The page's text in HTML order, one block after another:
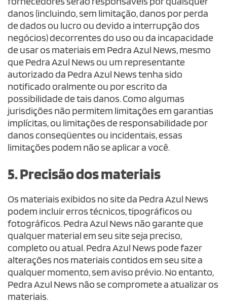
danos (incluindo, sem limitação, danos por perda
de dados ou lucro ou devido a interrupção dos
negócios) decorrentes do uso ou da incapacidade
de usar os materiais em Pedra Azul News, mesmo
que Pedra Azul News ou um representante
autorizado da Pedra Azul News tenha sido
notificado oralmente ou por escrito da
possibilidade de tais danos. Como algumas
jurisdições não permitem limitações em garantias
implícitas, ou limitações de responsabilidade por
danos conseqüentes ou incidentais, essas
limitações podem não se aplicar a você.
5. Precisão dos materiais
Os materiais exibidos no site da Pedra Azul News
podem incluir erros técnicos, tipográficos ou
fotográficos. Pedra Azul News não garante que
qualquer material em seu site seja preciso,
completo ou atual. Pedra Azul News pode fazer
alterações nos materiais contidos em seu site a
qualquer momento, sem aviso prévio. No entanto,
Pedra Azul News não se compromete a atualizar os
materiais.